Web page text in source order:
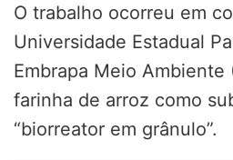
O trabalho ocorreu em
Universidade Estadual
Embrapa Meio Ambiente
farinha de arroz como
“biorreator em grânulo”.